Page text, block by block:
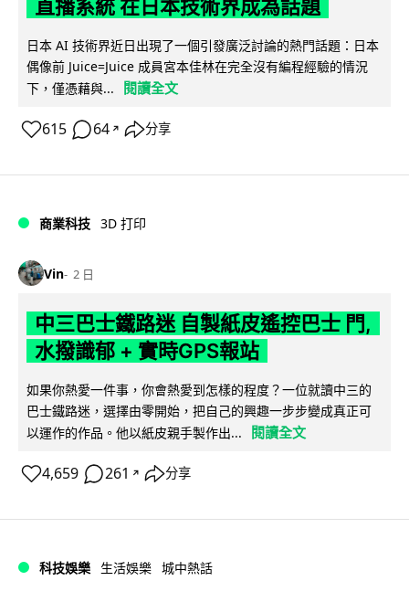
直播系統 在日本技術界成為話題
日本 AI 技術界近日出現了一個引發廣泛討論的熱門話題：日本
偶像前 Juice=Juice 成員宮本佳林在完全沒有編程經驗的情況
下，僅憑藉與...
閱讀全文
615 64 ↗ 分享
商業科技 3D 打印
Vin 2 日
中三巴士鐵路迷 自製紙皮遙控巴士 門,
水撥識郁 + 實時GPS報站
如果你熱愛一件事，你會熱愛到怎樣的程度？一位就讀中三的
巴士鐵路迷，選擇由零開始，把自己的興趣一步步變成真正可
以運作的作品。他以紙皮親手製作出...
閱讀全文
4,659 261 ↗ 分享
科技娛樂 生活娛樂 城中熱話